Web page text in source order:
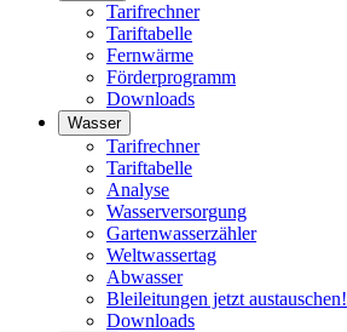
Tarifrechner
Tariftabelle
Fernwärme
Förderprogramm
Downloads
Wasser
Tarifrechner
Tariftabelle
Analyse
Wasserversorgung
Gartenwasserzähler
Weltwassertag
Abwasser
Bleileitungen jetzt austauschen!
Downloads